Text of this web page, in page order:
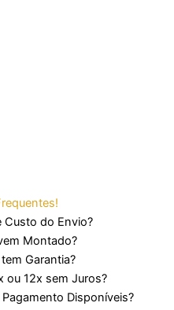
Custo do Envio?
Montado?
Garantia?
ou 12x sem Juros?
Disponíveis?